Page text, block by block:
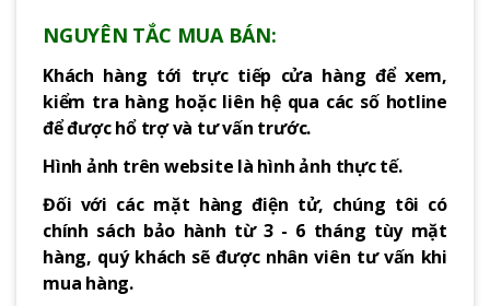
NGUYÊN TẮC MUA BÁN:
Khách hàng tới trực tiếp cửa hàng để xem,
kiểm tra hàng hoặc liên hệ qua các số hotline
để được hổ trợ và tư vấn trước.
Hình ảnh trên website là hình ảnh thực tế.
Đối với các mặt hàng điện tử, chúng tôi có
chính sách bảo hành từ 3 - 6 tháng tùy mặt
hàng, quý khách sẽ được nhân viên tư vấn khi
mua hàng.